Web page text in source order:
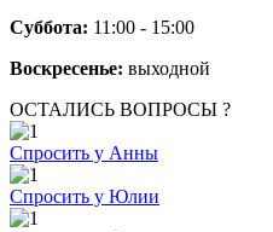
Суббота: 11:00 - 15:00
Воскресенье: выходной
ОСТАЛИСЬ ВОПРОСЫ ?
Спросить у Анны
Спросить у Юлии